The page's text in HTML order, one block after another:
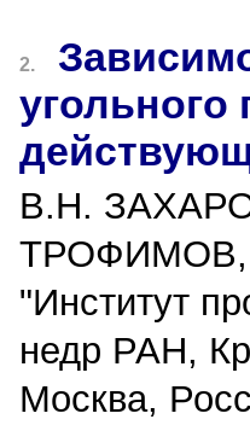
2.
угольного
В.Н.
"Институт
недр РАН,
Москва,